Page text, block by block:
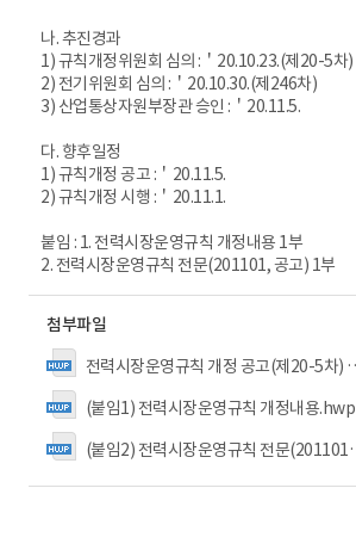
나. 추진경과
1) 규칙개정위원회 심의 :＇20.10.23.(제20-5차)
2) 전기위원회 심의 :＇20.10.30.(제246차)
3) 산업통상자원부장관 승인 :＇20.11.5.
다. 향후일정
1) 규칙개정 공고 :＇20.11.5.
2) 규칙개정 시행 :＇20.11.1.
붙임 : 1. 전력시장운영규칙 개정내용 1부
2. 전력시장운영규칙 전문(201101, 공고) 1부
첨부파일
전력시장운영규칙 개정 공고(제20-5차) 1.hwp
(붙임1) 전력시장운영규칙 개정내용.hwp
(붙임2) 전력시장운영규칙 전문(201101, 공고).hwp